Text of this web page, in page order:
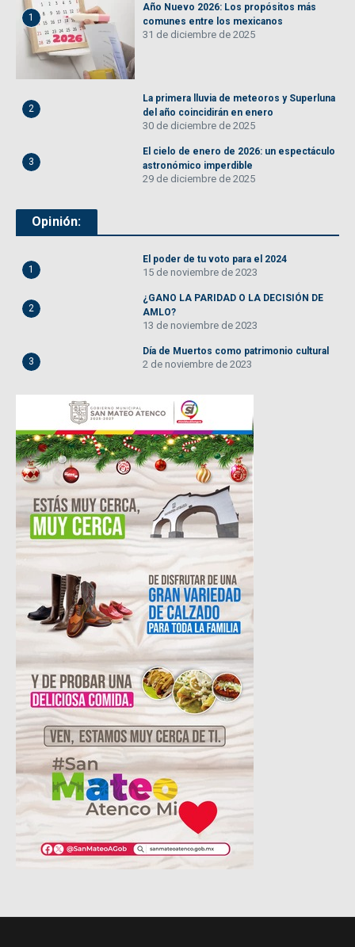
1
Año Nuevo 2026: Los propósitos más
comunes entre los mexicanos
31 de diciembre de 2025
2
La primera lluvia de meteoros y Superluna
del año coincidirán en enero
30 de diciembre de 2025
3
El cielo de enero de 2026: un espectáculo
astronómico imperdible
29 de diciembre de 2025
Opinión:
1
El poder de tu voto para el 2024
15 de noviembre de 2023
2
¿GANO LA PARIDAD O LA DECISIÓN DE
AMLO?
13 de noviembre de 2023
3
Día de Muertos como patrimonio cultural
2 de noviembre de 2023